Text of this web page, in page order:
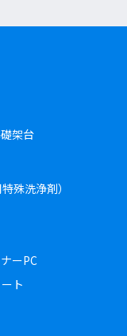
架台
殊洗浄剤）
ーPC
ト